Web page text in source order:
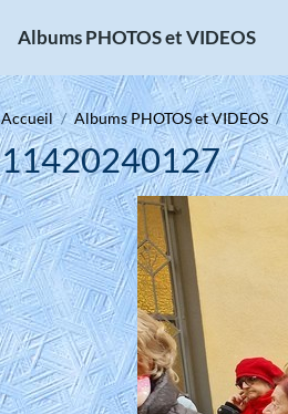
Albums PHOTOS et VIDEOS
Accueil Albums PHOTOS et VIDEOS
11420240127